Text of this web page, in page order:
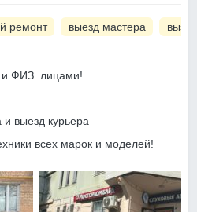
ремонт выезд мастера
ФИЗ. лицами!
и выезд курьера
всех марок и моделей!